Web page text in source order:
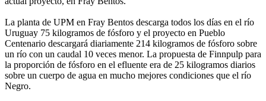
La planta de UPM en Fray Bentos descarga todos los días en el río
Uruguay 75 kilogramos de fósforo y el proyecto en Pueblo
Centenario descargará diariamente 214 kilogramos de fósforo sobre
un río con un caudal 10 veces menor. La propuesta de Finnpulp para
la proporción de fósforo en el efluente era de 25 kilogramos diarios
sobre un cuerpo de agua en mucho mejores condiciones que el río
Negro.